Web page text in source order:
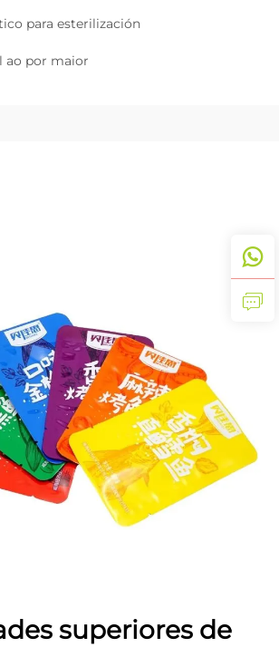
para esterilización
ao por maior
superiores de